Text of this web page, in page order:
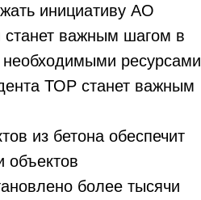
инициативу АО
важным шагом в
необходимыми ресурсами
ТОР станет важным
из бетона обеспечит
объектов
более тысячи